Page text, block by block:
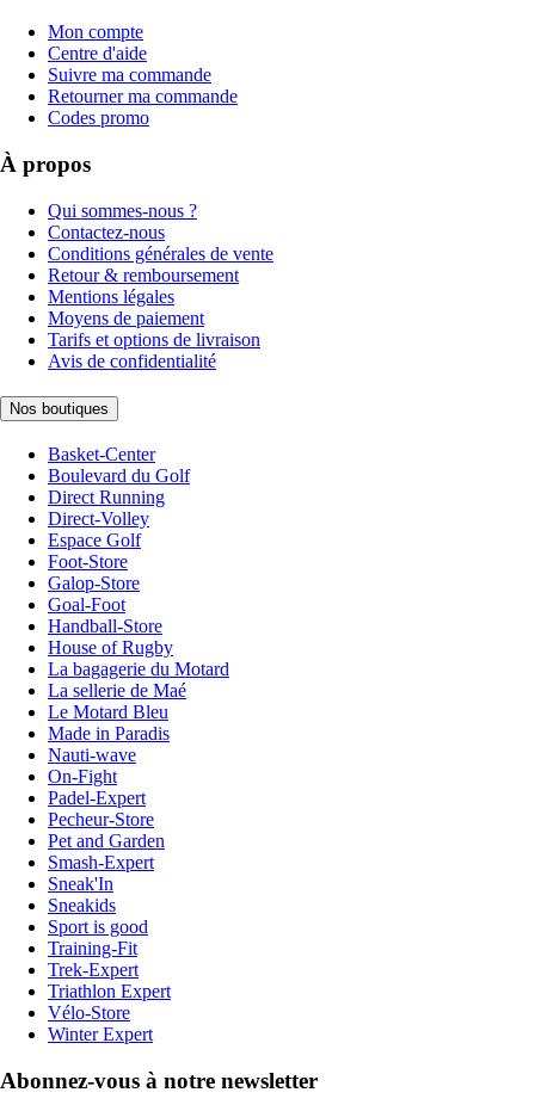
Mon compte
Centre d'aide
Suivre ma commande
Retourner ma commande
Codes promo
À propos
Qui sommes-nous ?
Contactez-nous
Conditions générales de vente
Retour & remboursement
Mentions légales
Moyens de paiement
Tarifs et options de livraison
Avis de confidentialité
Nos boutiques
Basket-Center
Boulevard du Golf
Direct Running
Direct-Volley
Espace Golf
Foot-Store
Galop-Store
Goal-Foot
Handball-Store
House of Rugby
La bagagerie du Motard
La sellerie de Maé
Le Motard Bleu
Made in Paradis
Nauti-wave
On-Fight
Padel-Expert
Pecheur-Store
Pet and Garden
Smash-Expert
Sneak'In
Sneakids
Sport is good
Training-Fit
Trek-Expert
Triathlon Expert
Vélo-Store
Winter Expert
Abonnez-vous à notre newsletter